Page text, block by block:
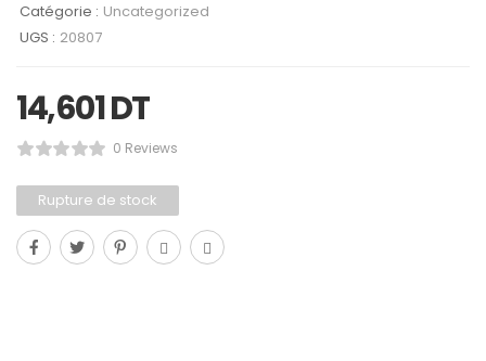
Catégorie : Uncategorized
UGS : 20807
14,601DT
0 Reviews
Rupture de stock